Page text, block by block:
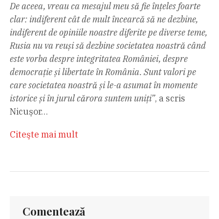
De aceea, vreau ca mesajul meu să fie înțeles foarte
clar: indiferent cât de mult încearcă să ne dezbine,
indiferent de opiniile noastre diferite pe diverse teme,
Rusia nu va reuși să dezbine societatea noastră când
este vorba despre integritatea României, despre
democrație și libertate în România. Sunt valori pe
care societatea noastră și le-a asumat în momente
istorice și în jurul cărora suntem uniți”, a scris
Nicușor…
Citeşte mai mult
Comentează